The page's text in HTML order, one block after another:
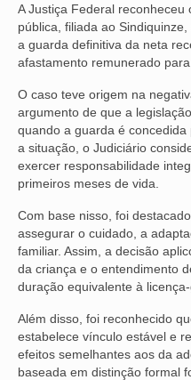
SUBSEDES
ARAÇATUBA
BAURU
PRESIDENTE
RIBEIRÃO PRETO
SÃO JOSÉ DOS
SÃO JOSÉ DO
SOROCABA
NOTÍCIAS
BOLETIM
A Justiça Federal reconheceu
pública, filiada ao
a guarda definitiva da neta
afastamento remunerado
O caso teve origem na
argumento de que a
quando a guarda é
a situação, o Judiciário
exercer responsabilidade
primeiros meses de vida.
Com base nisso, foi
assegurar o cuidado, a
familiar. Assim, a decisão
da criança e o entendimento
duração equivalente à licença-
Além disso, foi reconhecido
estabelece vínculo estável e
efeitos semelhantes aos da
baseada em distinção formal